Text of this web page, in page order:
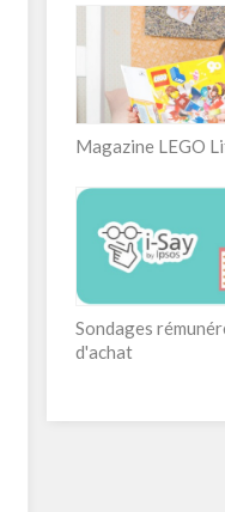
Magazine LEGO
Sondages
d'achat